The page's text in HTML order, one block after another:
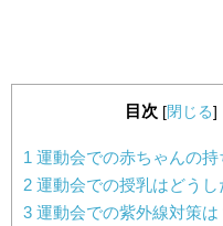
目次 [閉じる]
1 運動会での赤ちゃんの持
2 運動会での授乳はどうし
3 運動会での紫外線対策は